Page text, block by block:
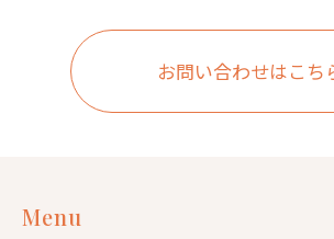
お問い合わせはこち
Menu